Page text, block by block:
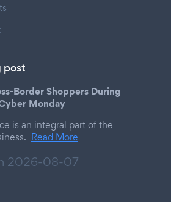
post
Border Shoppers During
Monday
is an integral part of the
Read More
2026-08-07